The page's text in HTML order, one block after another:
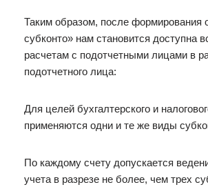
Таким образом, после формирования
субконто» нам становится доступна
расчетам с подотчетными лицами в
подотчетного лица:
Для целей бухгалтерского и
применяются одни и те же виды
По каждому счету допускается
учета в разрезе не более, чем трех